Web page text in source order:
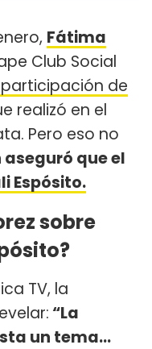
Fátima
Club Social
de
realizó en el
Pero eso no
que el
Espósito.
sobre
TV, la
“La
un tema...